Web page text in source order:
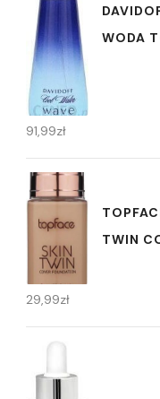
WODA
91,99zł
TWIN
29,99zł